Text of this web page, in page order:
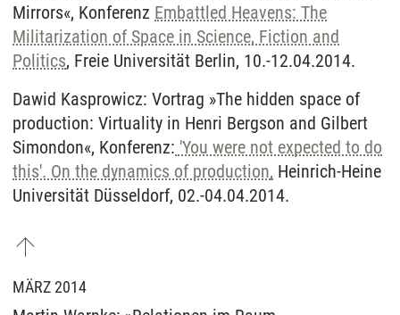
Mirrors«, Konferenz Embattled Heavens: The
Militarization of Space in Science, Fiction and
Politics, Freie Universität Berlin, 10.-12.04.2014.
Dawid Kasprowicz: Vortrag »The hidden space of
production: Virtuality in Henri Bergson and Gilbert
Simondon«, Konferenz: 'You were not expected to do
this'. On the dynamics of production, Heinrich-Heine
Universität Düsseldorf, 02.-04.04.2014.
MÄRZ 2014